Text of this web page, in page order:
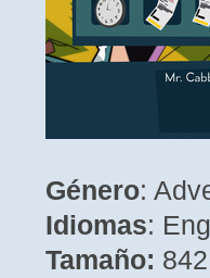
Género:
Idiomas:
Tamaño: